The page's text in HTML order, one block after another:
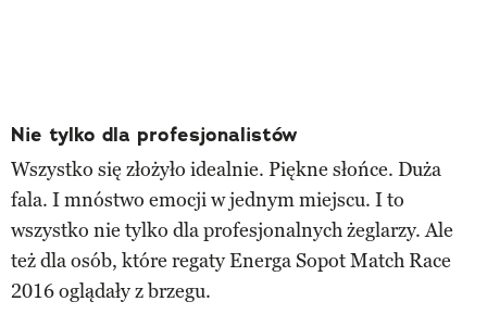
Nie tylko dla profesjonalistów
Wszystko się złożyło idealnie. Piękne słońce. Duża
fala. I mnóstwo emocji w jednym miejscu. I to
wszystko nie tylko dla profesjonalnych żeglarzy. Ale
też dla osób, które regaty Energa Sopot Match Race
2016 oglądały z brzegu.